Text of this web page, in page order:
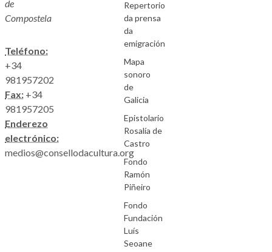
de
Compostela
Teléfono:
+34
981957202
Fax: +34
981957205
Enderezo
electrónico:
medios@consellodacultura.org
Repertorio
da prensa
da
emigración
Mapa
sonoro
de
Galicia
Epistolario
Rosalía de
Castro
Fondo
Ramón
Piñeiro
Fondo
Fundación
Luís
Seoane